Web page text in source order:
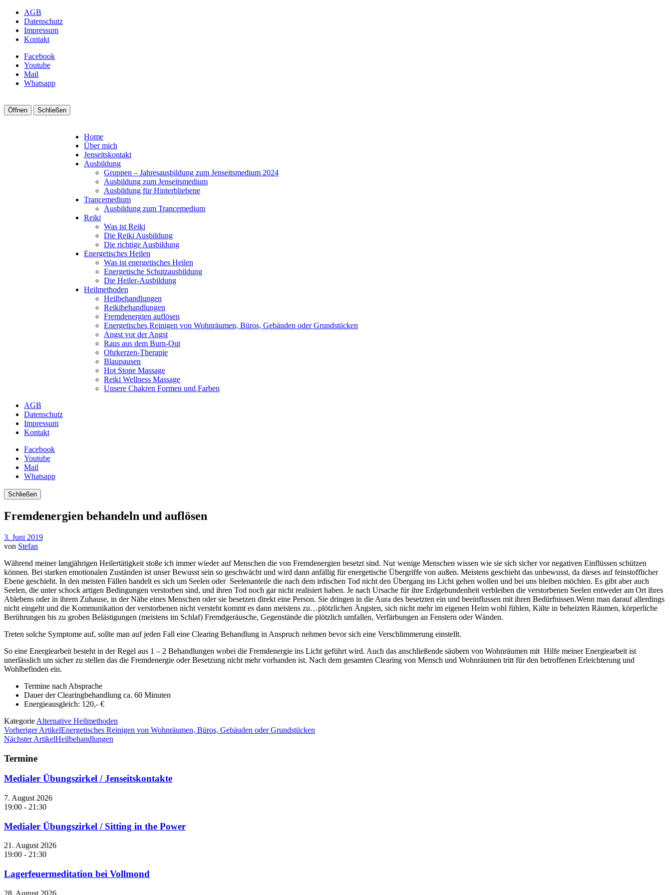
AGB
Datenschutz
Impressum
Kontakt
Facebook
Youtube
Mail
Whatsapp
Öffnen Schließen
Home
Über mich
Jenseitskontakt
Ausbildung
Gruppen – Jahresausbildung zum Jenseitsmedium 2024
Ausbildung zum Jenseitsmedium
Ausbildung für Hinterbliebene
Trancemedium
Ausbildung zum Trancemedium
Reiki
Was ist Reiki
Die Reiki Ausbildung
Die richtige Ausbildung
Energetisches Heilen
Was ist energetisches Heilen
Energetische Schutzausbildung
Die Heiler-Ausbildung
Heilmethoden
Heilbehandlungen
Reikibehandlungen
Fremdenergien auflösen
Energetisches Reinigen von Wohnräumen, Büros, Gebäuden oder Grundstücken
Angst vor der Angst
Raus aus dem Burn-Out
Ohrkerzen-Therapie
Blaupausen
Hot Stone Massage
Reiki Wellness Massage
Unsere Chakren Formen und Farben
AGB
Datenschutz
Impressum
Kontakt
Facebook
Youtube
Mail
Whatsapp
Schließen
Fremdenergien behandeln und auflösen
3. Juni 2019
von Stefan
Während meiner langjährigen Heilertätigkeit stoße ich immer wieder auf Menschen die von Fremdenergien besetzt sind. Nur wenige Menschen wissen wie sie sich sicher vor negativen Einflüssen schützen
können. Bei starken emotionalen Zuständen ist unser Bewusst sein so geschwächt und wird dann anfällig für energetische Übergriffe von außen. Meistens geschieht das unbewusst, da dieses auf feinstofflicher
Ebene geschieht. In den meisten Fällen handelt es sich um Seelen oder Seelenanteile die nach dem irdischen Tod nicht den Übergang ins Licht gehen wollen und bei uns bleiben möchten. Es gibt aber auch
Seelen, die unter schock artigen Bedingungen verstorben sind, und ihren Tod noch gar nicht realisiert haben. Je nach Ursache für ihre Erdgebundenheit verbleiben die verstorbenen Seelen entweder am Ort ihres
Ablebens oder in ihrem Zuhause, in der Nähe eines Menschen oder sie besetzen direkt eine Person. Sie dringen in die Aura des besetzten ein und beeinflussen mit ihren Bedürfnissen.Wenn man darauf allerdings
nicht eingeht und die Kommunikation der verstorbenen nicht versteht kommt es dann meistens zu…plötzlichen Ängsten, sich nicht mehr im eigenen Heim wohl fühlen, Kälte in beheizten Räumen, körperliche
Berührungen bis zu groben Belästigungen (meistens im Schlaf) Fremdgeräusche, Gegenstände die plötzlich umfallen, Verfärbungen an Fenstern oder Wänden.
Treten solche Symptome auf, sollte man auf jeden Fall eine Clearing Behandlung in Anspruch nehmen bevor sich eine Verschlimmerung einstellt.
So eine Energiearbeit besteht in der Regel aus 1 – 2 Behandlungen wobei die Fremdenergie ins Licht geführt wird. Auch das anschließende säubern von Wohnräumen mit Hilfe meiner Energiearbeit ist
unerlässlich um sicher zu stellen das die Fremdenergie oder Besetzung nicht mehr vorhanden ist. Nach dem gesamten Clearing von Mensch und Wohnräumen tritt für den betroffenen Erleichterung und
Wohlbefinden ein.
Termine nach Absprache
Dauer der Clearingbehandlung ca. 60 Minuten
Energieausgleich: 120,- €
Kategorie Alternative Heilmethoden
Vorheriger ArtikelEnergetisches Reinigen von Wohnräumen, Büros, Gebäuden oder Grundstücken
Nächster ArtikelHeilbehandlungen
Termine
Medialer Übungszirkel / Jenseitskontakte
7. August 2026
19:00 - 21:30
Medialer Übungszirkel / Sitting in the Power
21. August 2026
19:00 - 21:30
Lagerfeuermeditation bei Vollmond
28. August 2026